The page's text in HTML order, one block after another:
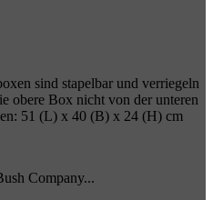
sind stapelbar und verriegeln
obere Box nicht von der unteren
51 (L) x 40 (B) x 24 (H) cm
Company...